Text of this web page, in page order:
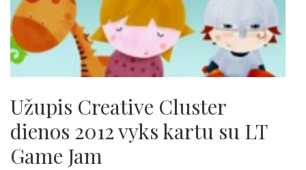
Užupis Creative Cluster
dienos 2012 vyks kartu su LT
Game Jam